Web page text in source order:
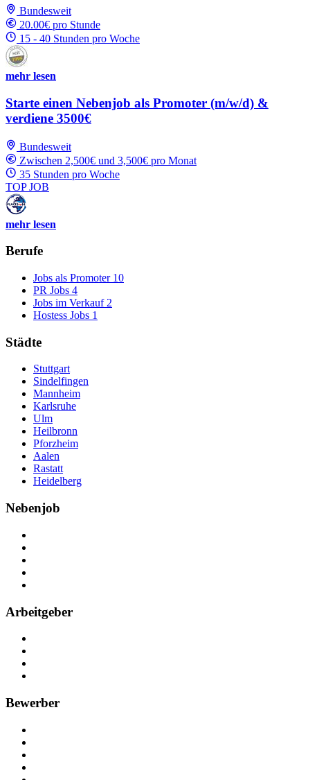
Bundesweit
20.00€ pro Stunde
15 - 40 Stunden pro Woche
mehr lesen
Starte einen Nebenjob als Promoter (m/w/d) &
verdiene 3500€
Bundesweit
Zwischen 2,500€ und 3,500€ pro Monat
35 Stunden pro Woche
TOP JOB
mehr lesen
Berufe
Jobs als Promoter 10
PR Jobs 4
Jobs im Verkauf 2
Hostess Jobs 1
Städte
Stuttgart
Sindelfingen
Mannheim
Karlsruhe
Ulm
Heilbronn
Pforzheim
Aalen
Rastatt
Heidelberg
Nebenjob
Arbeitgeber
Bewerber